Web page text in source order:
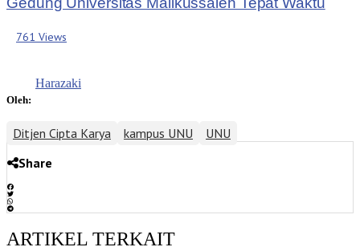
761 Views
Oleh:
Harazaki
Ditjen Cipta Karya kampus UNU
UNU
Share
ARTIKEL TERKAIT